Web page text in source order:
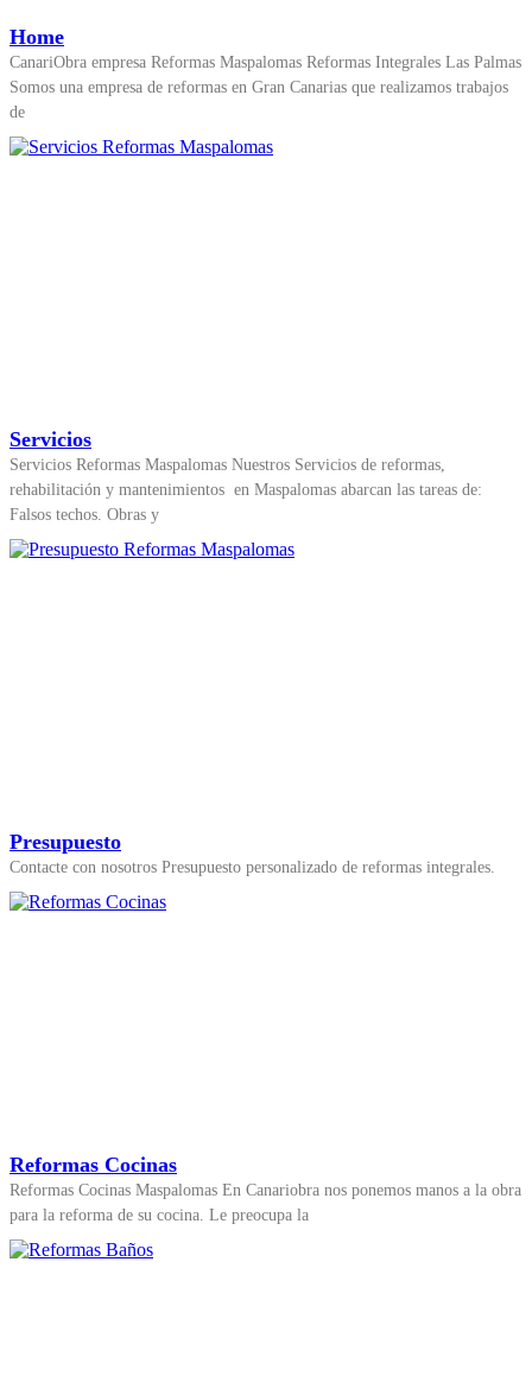
Home
CanariObra empresa Reformas Maspalomas Reformas Integrales Las Palmas
Somos una empresa de reformas en Gran Canarias que realizamos trabajos
de
Servicios
Servicios Reformas Maspalomas Nuestros Servicios de reformas,
rehabilitación y mantenimientos en Maspalomas abarcan las tareas de:
Falsos techos. Obras y
Presupuesto
Contacte con nosotros Presupuesto personalizado de reformas integrales.
Reformas Cocinas
Reformas Cocinas Maspalomas En Canariobra nos ponemos manos a la obra
para la reforma de su cocina. Le preocupa la